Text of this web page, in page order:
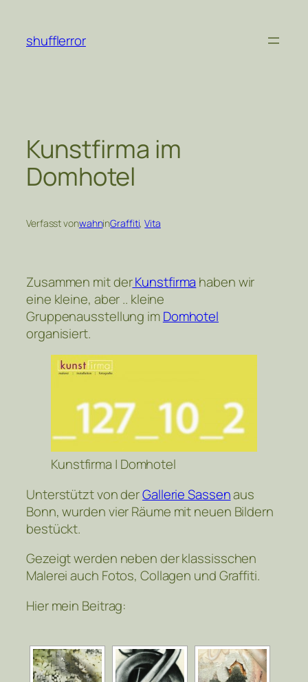
springen
shufflerror
Kunstfirma im
Domhotel
Verfasst vonwahninGraffiti, Vita
Zusammen mit derKunstfirma haben wir
eine kleine, aber .. kleine
Gruppenausstellung imDomhotel
organisiert.
Kunstfirma | Domhotel
Unterstützt von derGallerie Sassenaus
Bonn, wurden vier Räume mit neuen Bildern
bestückt.
Gezeigt werden neben der klassisschen
Malerei auch Fotos, Collagen und Graffiti.
Hier mein Beitrag: